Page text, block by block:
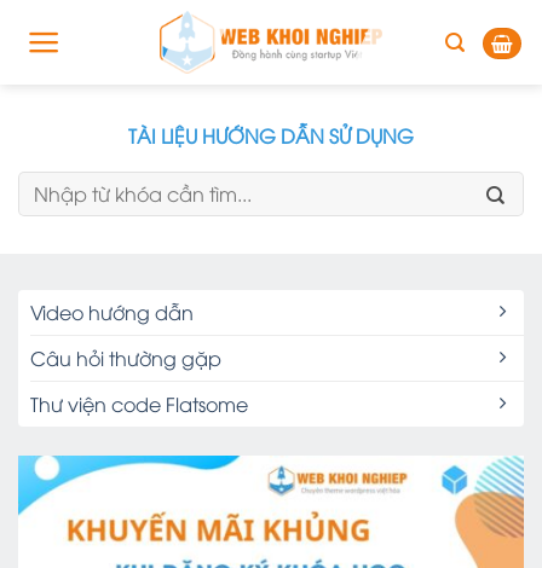
TÀI LIỆU HƯỚNG DẪN SỬ DỤNG
Tìm
kiếm:
Video hướng dẫn
Câu hỏi thường gặp
Thư viện code Flatsome